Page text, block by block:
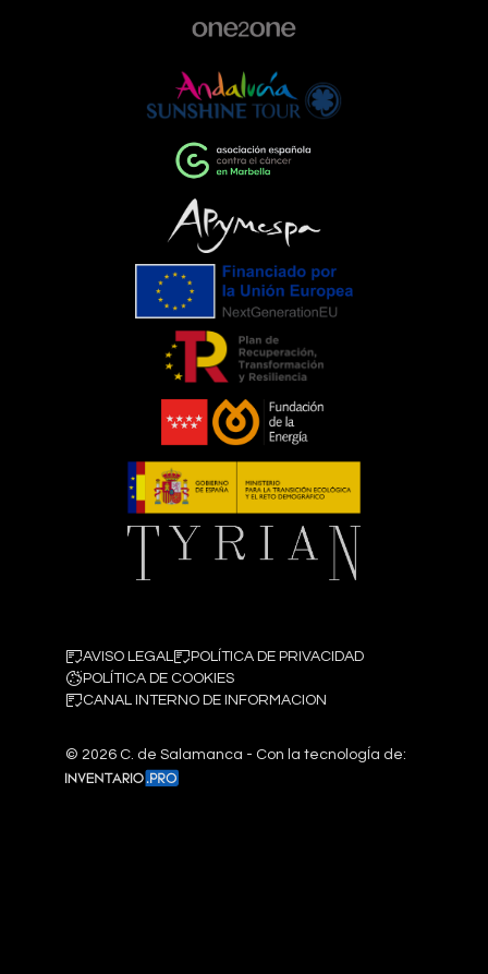
AVISO LEGAL
POLÍTICA DE PRIVACIDAD
POLÍTICA DE COOKIES
CANAL INTERNO DE INFORMACION
© 2026 C. de Salamanca - Con la tecnologÍa de: